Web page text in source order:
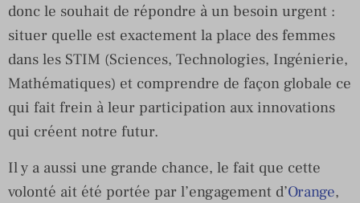
donc le souhait de répondre à un besoin urgent :
situer quelle est exactement la place des femmes
dans les STIM (Sciences, Technologies, Ingénierie,
Mathématiques) et comprendre de façon globale ce
qui fait frein à leur participation aux innovations
qui créent notre futur.
Il y a aussi une grande chance, le fait que cette
volonté ait été portée par l’engagement d’Orange,